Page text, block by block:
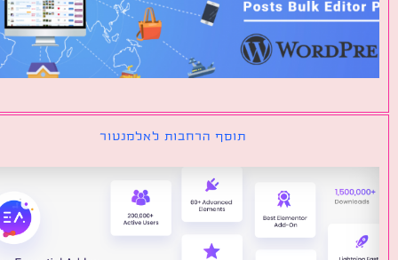
תוסף הרחבות לאלמנטור